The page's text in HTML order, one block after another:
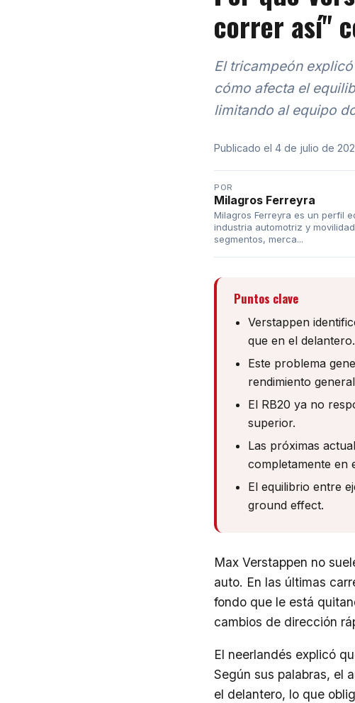
correr así"
El tricampeón
cómo afecta el
limitando al equipo
Publicado el 4 de julio de
POR
Milagros Ferreyra
Milagros Ferreyra es un perfil
industria automotriz y
segmentos, merca...
Puntos clave
Verstappen
que en el delantero.
Este problema
rendimiento
El RB20 ya no
superior.
Las próximas
completamente en
El equilibrio entre
ground effect.
Max Verstappen no
auto. En las últimas
fondo que le está
cambios de dirección
El neerlandés explicó
Según sus palabras, el
el delantero, lo que